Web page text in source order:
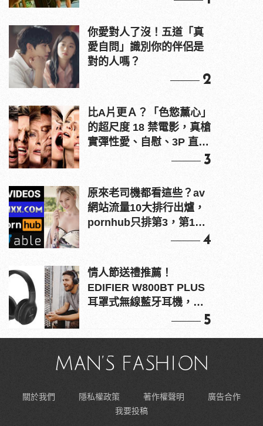
你愛對人了沒！五道「真
愛自問」識別你的伴侶是
對的人嗎？
2
比A片更Ａ？「色慾薰心」
的超尺度 18 禁電影，真槍
實彈性愛、自慰、3P 直接
3
原來老司機都看這些？av
網站流量10大排行出爐，
pornhub只排第3，第1名
4
情人節送禮推薦！
EDIFIER W800BT PLUS
耳罩式無線藍牙耳機，在
5
關於我們 隱私權政策 著作權聲明
廣告合作
我要投稿